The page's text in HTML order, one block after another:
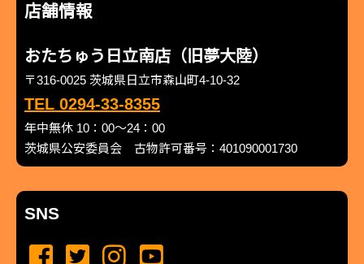
店舗情報
おたちゅう日立南店（旧夢大陸）
〒316-0025 茨城県日立市森山町4-10-32
TEL 0294-33-8355
年中無休 10：00～24：00
茨城県公安委員会 古物許可番号：401090001730
SNS